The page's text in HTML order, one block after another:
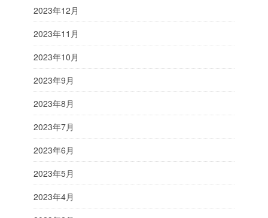
2023年12月
2023年11月
2023年10月
2023年9月
2023年8月
2023年7月
2023年6月
2023年5月
2023年4月